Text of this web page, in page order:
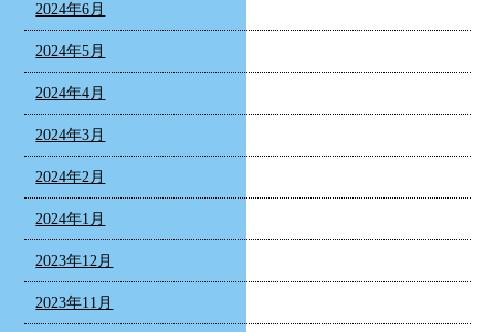
2024年6月
2024年5月
2024年4月
2024年3月
2024年2月
2024年1月
2023年12月
2023年11月